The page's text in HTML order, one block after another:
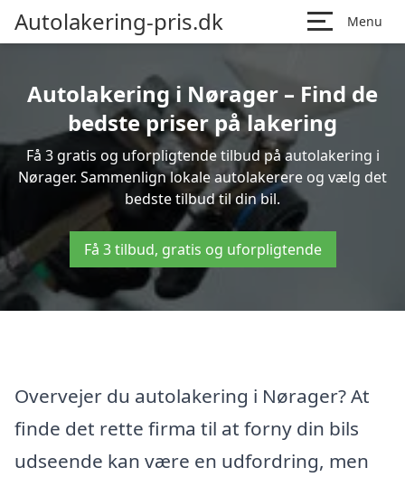
Autolakering-pris.dk Menu
Autolakering i Nørager – Find de
bedste priser på lakering
Få 3 gratis og uforpligtende tilbud på autolakering i
Nørager. Sammenlign lokale autolakerere og vælg det
bedste tilbud til din bil.
Få 3 tilbud, gratis og uforpligtende
Overvejer du autolakering i Nørager? At
finde det rette firma til at forny din bils
udseende kan være en udfordring, men